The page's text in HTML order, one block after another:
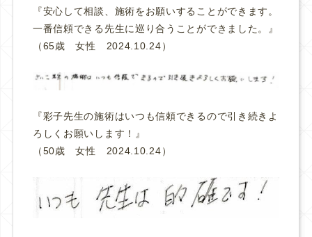
『安心して相談、施術をお願いすることができます。
一番信頼できる先生に巡り合うことができました。』
（65歳 女性 2024.10.24）
『彩子先生の施術はいつも信頼できるので引き続きよ
ろしくお願いします！
』
（50歳 女性 2024.10.24）